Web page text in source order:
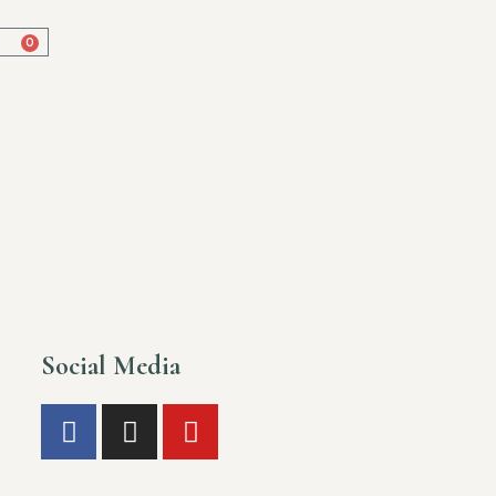
0
Social Media